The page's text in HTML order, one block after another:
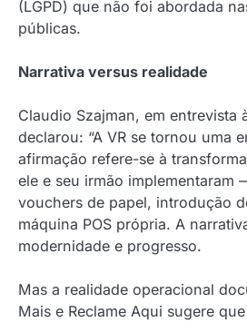
(LGPD) que não foi abordada
públicas.
Narrativa versus realidade
Claudio Szajman, em entrevista
declarou: “A VR se tornou uma
afirmação refere-se à
ele e seu irmão implementaram
vouchers de papel, introdução
máquina POS própria. A
modernidade e progresso.
Mas a realidade operacional
Mais e Reclame Aqui sugere